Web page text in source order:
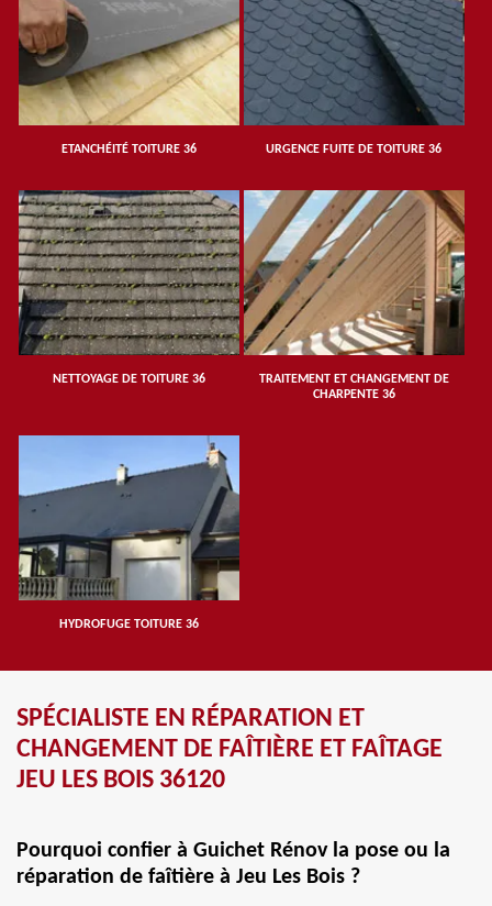
ETANCHÉITÉ TOITURE 36 URGENCE FUITE DE TOITURE 36
NETTOYAGE DE TOITURE 36
TRAITEMENT ET CHANGEMENT DE
CHARPENTE 36
HYDROFUGE TOITURE 36
SPÉCIALISTE EN RÉPARATION ET
CHANGEMENT DE FAÎTIÈRE ET FAÎTAGE
JEU LES BOIS 36120
Pourquoi confier à Guichet Rénov la pose ou la
réparation de faîtière à Jeu Les Bois ?